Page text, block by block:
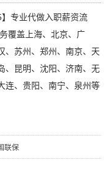
专业代做入职薪资流
覆盖上海、北京、广
、苏州、郑州、南京、天
、昆明、沈阳、济南、无
连、贵阳、南宁、泉州等
联保